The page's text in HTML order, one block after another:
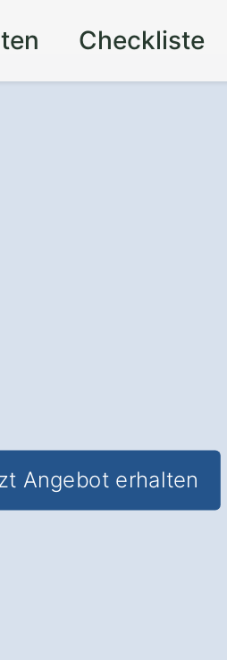
Checkliste
Angebot erhalten